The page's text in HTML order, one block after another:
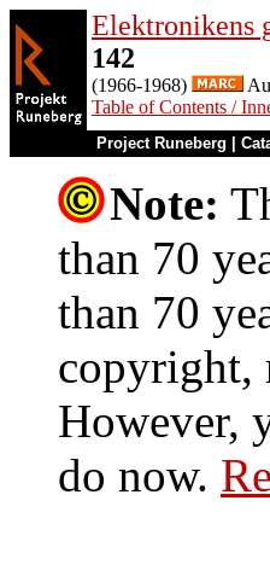
Elektronikens
142
(1966-1968)
Table of Contents /
Project Runeberg
Note:
than 70
than 70
copyright,
However,
do now.